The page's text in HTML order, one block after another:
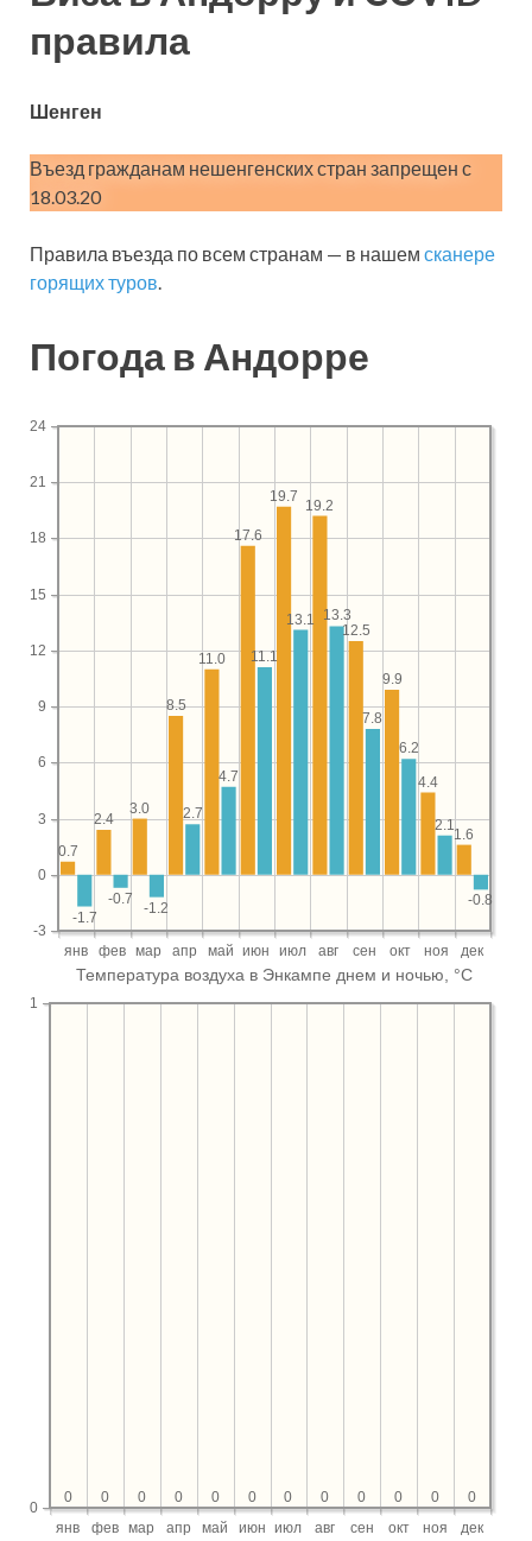
правила
Шенген
Въезд гражданам нешенгенских стран запрещен с
18.03.20
Правила въезда по всем странам — в нашем сканере
горящих туров.
Погода в Андорре